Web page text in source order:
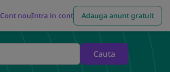
Cont nouIntra in cont Adauga anunt gratuit
Cauta